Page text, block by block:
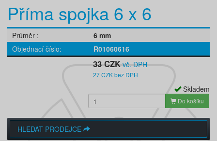
Příma spojka 6 x 6
Průměr
6 mm
Objednací číslo
R01060616
33 CZK vč. DPH
27 CZK bez DPH
Skladem
Do košíku
HLEDAT PRODEJCE